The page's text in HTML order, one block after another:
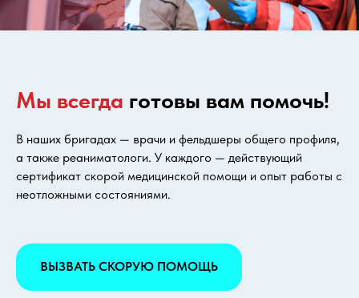
Мы всегда готовы вам помочь!
В наших бригадах — врачи и фельдшеры общего профиля,
а также реаниматологи. У каждого — действующий
сертификат скорой медицинской помощи и опыт работы с
неотложными состояниями.
ВЫЗВАТЬ СКОРУЮ ПОМОЩЬ